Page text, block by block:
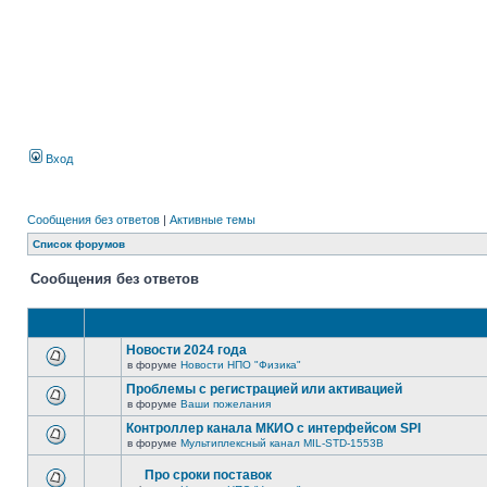
Вход
Сообщения без ответов | Активные темы
Список форумов
Сообщения без ответов
Новости 2024 года
в форуме Новости НПО "Физика"
Проблемы с регистрацией или активацией
в форуме Ваши пожелания
Контроллер канала МКИО с интерфейсом SPI
в форуме Мультиплексный канал MIL-STD-1553B
Про сроки поставок